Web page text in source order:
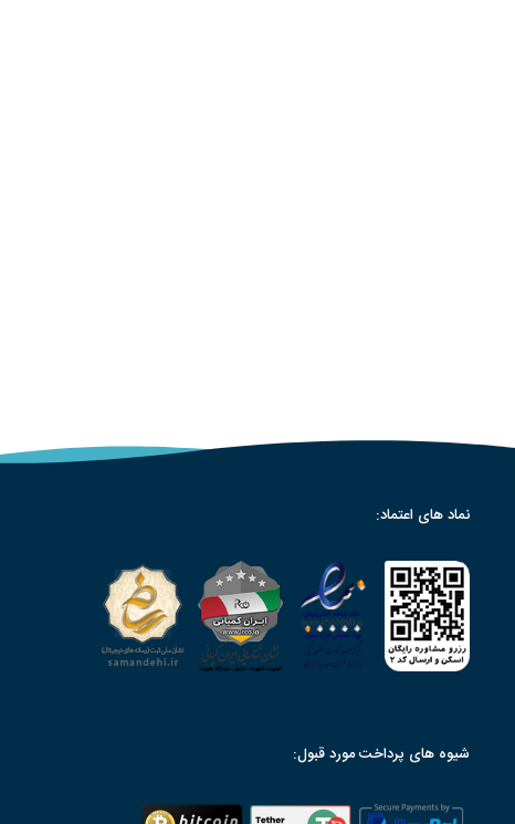
نماد های اعتماد:
شیوه های پرداخت مورد قبول: